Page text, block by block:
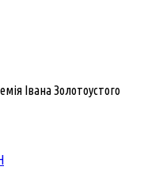
Івана Золотоустого